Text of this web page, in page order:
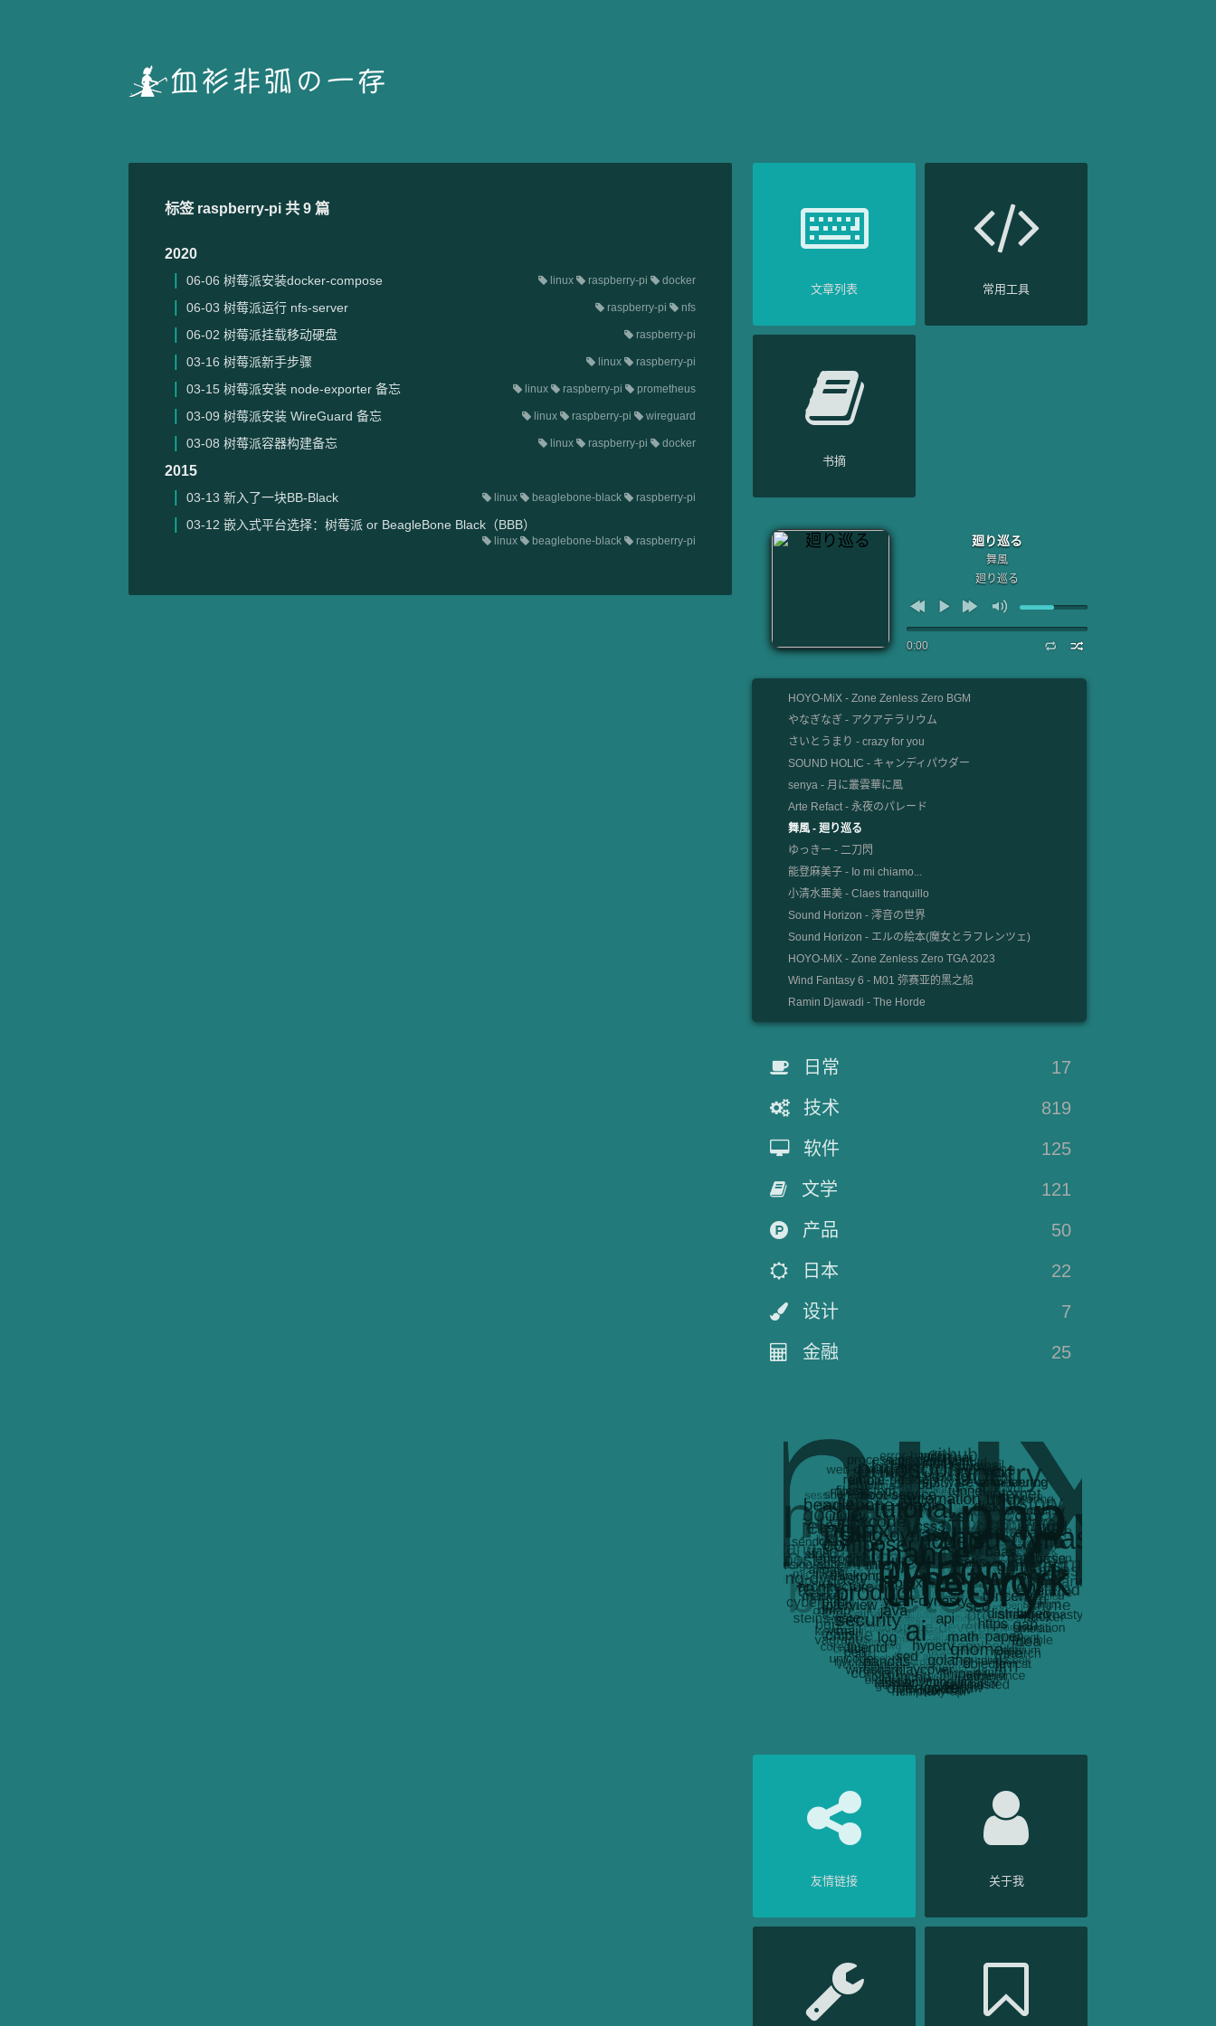
标签 raspberry-pi 共 9 篇
2020
06-06 树莓派安装docker-compose linux raspberry-pi docker
06-03 树莓派运行 nfs-server raspberry-pi nfs
06-02 树莓派挂载移动硬盘 raspberry-pi
03-16 树莓派新手步骤 linux raspberry-pi
03-15 树莓派安装 node-exporter 备忘 linux raspberry-pi prometheus
03-09 树莓派安装 WireGuard 备忘 linux raspberry-pi wireguard
03-08 树莓派容器构建备忘 linux raspberry-pi docker
2015
03-13 新入了一块BB-Black linux beaglebone-black raspberry-pi
03-12 嵌入式平台选择：树莓派 or BeagleBone Black（BBB）
linux beaglebone-black raspberry-pi
文章列表 常用工具
书摘
廻り巡る
舞風
廻り巡る
0:00
HOYO-MiX - Zone Zenless Zero BGM
やなぎなぎ - アクアテラリウム
さいとうまり - crazy for you
SOUND HOLIC - キャンディパウダー
senya - 月に叢雲華に風
Arte Refact - 永夜のパレード
舞風 - 廻り巡る
ゆっきー - 二刀閃
能登麻美子 - Io mi chiamo...
小清水亜美 - Claes tranquillo
Sound Horizon - 澪音の世界
Sound Horizon - エルの絵本(魔女とラフレンツェ)
HOYO-MiX - Zone Zenless Zero TGA 2023
Wind Fantasy 6 - M01 弥赛亚的黑之船
Ramin Djawadi - The Horde
日常 17
技术 819
软件 125
文学 121
产品 50
日本 22
设计 7
金融 25
友情链接 关于我